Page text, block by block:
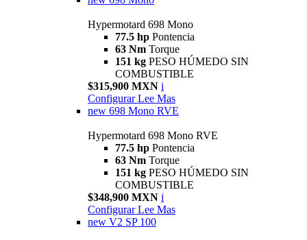
Hypermotard 698 Mono
77.5 hp Pontencia
63 Nm Torque
151 kg PESO HÚMEDO SIN
COMBUSTIBLE
$315,900 MXN i
Configurar Lee Mas
new 698 Mono RVE
Hypermotard 698 Mono RVE
77.5 hp Pontencia
63 Nm Torque
151 kg PESO HÚMEDO SIN
COMBUSTIBLE
$348,900 MXN i
Configurar Lee Mas
new V2 SP 100